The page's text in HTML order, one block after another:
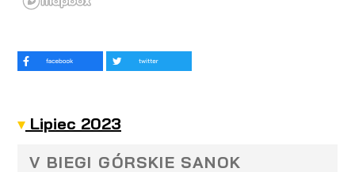
Lipiec 2023
V BIEGI GÓRSKIE SANOK